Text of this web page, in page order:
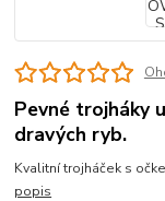
Pevné trojháky
dravých ryb.
Kvalitní trojháček s
popis